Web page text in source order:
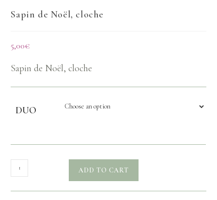
Sapin de Noël, cloche
5,00€
Sapin de Noël, cloche
DUO
ADD TO CART